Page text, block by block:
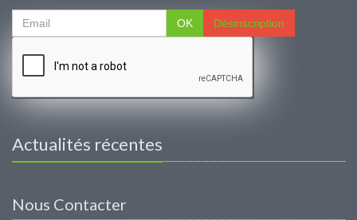
OK Désinscription
Actualités récentes
Nous Contacter